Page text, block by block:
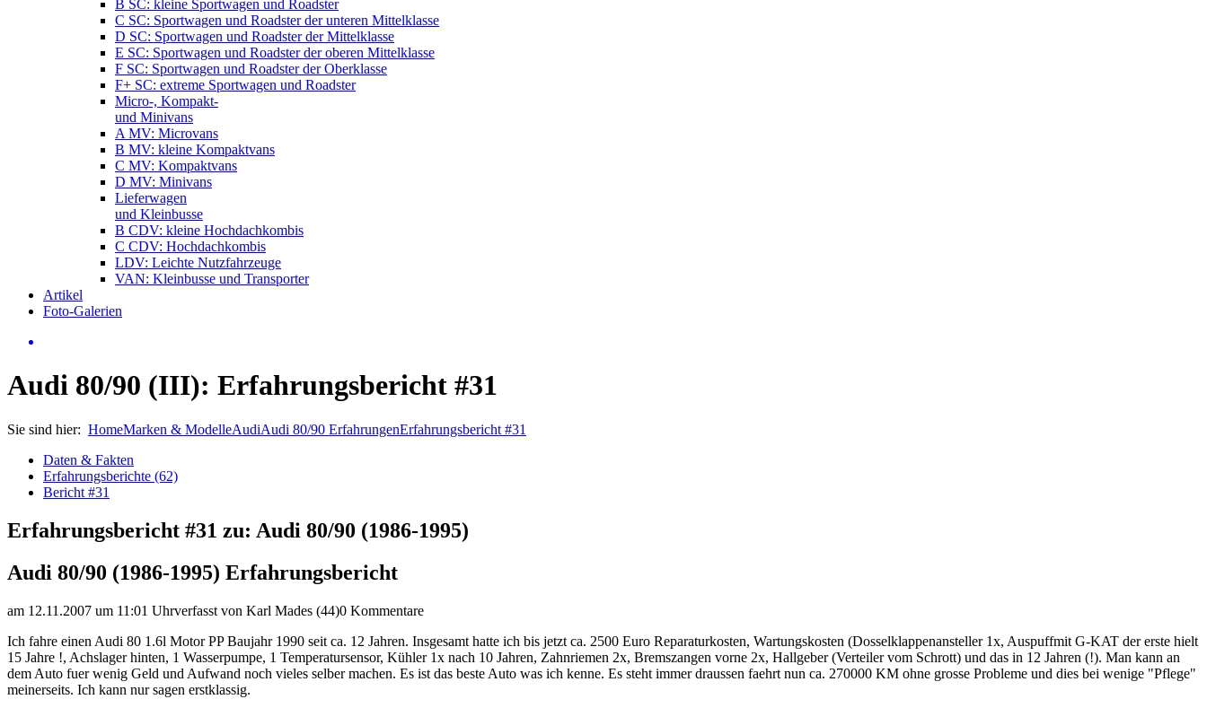
B SC: kleine Sportwagen und Roadster
C SC: Sportwagen und Roadster der unteren Mittelklasse
D SC: Sportwagen und Roadster der Mittelklasse
E SC: Sportwagen und Roadster der oberen Mittelklasse
F SC: Sportwagen und Roadster der Oberklasse
F+ SC: extreme Sportwagen und Roadster
Micro-, Kompakt-
und Minivans
A MV: Microvans
B MV: kleine Kompaktvans
C MV: Kompaktvans
D MV: Minivans
Lieferwagen
und Kleinbusse
B CDV: kleine Hochdachkombis
C CDV: Hochdachkombis
LDV: Leichte Nutzfahrzeuge
VAN: Kleinbusse und Transporter
Artikel
Foto-Galerien
Audi 80/90 (III): Erfahrungsbericht #31
Sie sind hier: HomeMarken & ModelleAudiAudi 80/90 ErfahrungenErfahrungsbericht #31
Daten & Fakten
Erfahrungsberichte (62)
Bericht #31
Erfahrungsbericht #31 zu: Audi 80/90 (1986-1995)
Audi 80/90 (1986-1995) Erfahrungsbericht
am 12.11.2007 um 11:01 Uhrverfasst von Karl Mades (44)0 Kommentare
Ich fahre einen Audi 80 1.6l Motor PP Baujahr 1990 seit ca. 12 Jahren. Insgesamt hatte ich bis jetzt ca. 2500 Euro Reparaturkosten, Wartungskosten (Dosselklappenansteller 1x, Auspuffmit G-KAT der erste hielt
15 Jahre !, Achslager hinten, 1 Wasserpumpe, 1 Temperatursensor, Kühler 1x nach 10 Jahren, Zahnriemen 2x, Bremszangen vorne 2x, Hallgeber (Verteiler vom Schrott) und das in 12 Jahren (!). Man kann an
dem Auto fuer wenig Geld und Aufwand noch vieles selber machen. Es ist das beste Auto was ich kenne. Es steht immer draussen faehrt nun ca. 270000 KM ohne grosse Probleme und dies bei wenige "Pflege"
meinerseits. Ich kann nur sagen erstklassig.